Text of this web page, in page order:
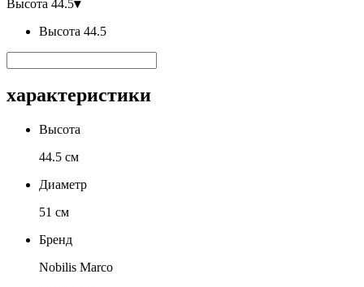
Высота 44.5▾
Высота 44.5
характеристики
Высота
44.5 см
Диаметр
51 см
Бренд
Nobilis Marco